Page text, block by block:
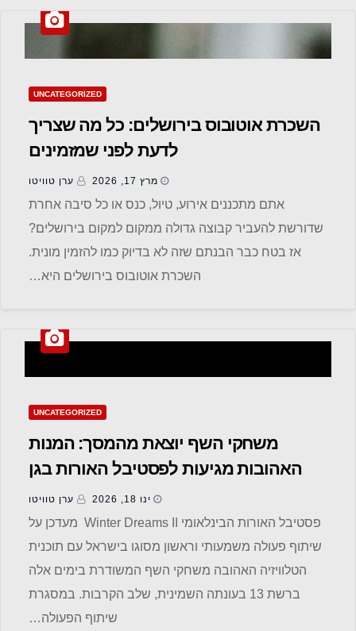
UNCATEGORIZED
השכרת אוטובוס בירושלים: כל מה שצריך
לדעת לפני שמזמינים
מרץ 17, 2026 ערן טוויטו
אתם מתכננים אירוע, טיול, כנס או כל סיבה אחרת
שדורשת להעביר קבוצה גדולה ממקום למקום בירושלים?
אז בטח כבר הבנתם שזה לא בדיוק כמו להזמין מונית.
השכרת אוטובוס בירושלים היא…
UNCATEGORIZED
משחקי השף יוצאת מהמסך: המנות
האהובות מגיעות לפסטיבל האורות בגן
הבוטני
ינו 18, 2026 ערן טוויטו
פסטיבל האורות הבינלאומי Winter Dreams II מעדכן על
שיתוף פעולה משמעותי וראשון מסוגו בישראל עם תוכנית
הטלוויזיה האהובה משחקי השף המשודרת בימים אלה
ברשת 13 בעונתה השמינית, שלב הקרבות. במסגרת
שיתוף הפעולה…